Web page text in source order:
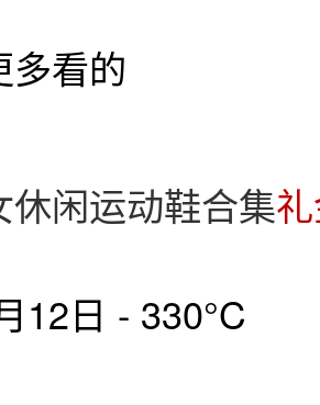
多看的
休闲运动鞋合集
12日 - 330°C